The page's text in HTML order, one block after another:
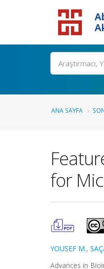
ANA SAYFA
for
YOUSEF M.,
Advances in